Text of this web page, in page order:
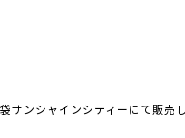
サンシャインシティーにて販売し